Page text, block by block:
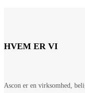
HVEM ER VI
Ascon er en virksomhed,